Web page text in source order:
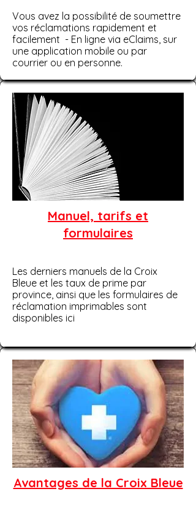
Vous avez la possibilité de soumettre
vos réclamations rapidement et
facilement - En ligne via eClaims, sur
une application mobile ou par
courrier ou en personne.
Manuel, tarifs et
formulaires
Les derniers manuels de la Croix
Bleue et les taux de prime par
province, ainsi que les formulaires de
réclamation imprimables sont
disponibles ici
Avantages de la Croix Bleue